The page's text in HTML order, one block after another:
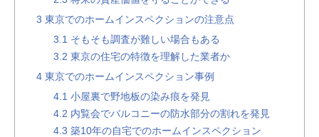
3 東京でのホームインスペクションの注意点
3.1 そもそも調査が難しい場合もある
3.2 東京の住宅の特徴を理解した業者か
4 東京でのホームインスペクション事例
4.1 小屋裏で野地板の染み痕を発見
4.2 内覧会でバルコニーの防水部分の割れを発見
4.3 築10年の自宅でのホームインスペクション